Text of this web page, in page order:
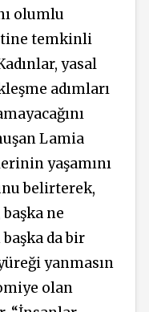
olumlu
temkinli
yasal
adımları
Lamia
yaşamını
belirterek,
ne
da bir
yanmasın
olan